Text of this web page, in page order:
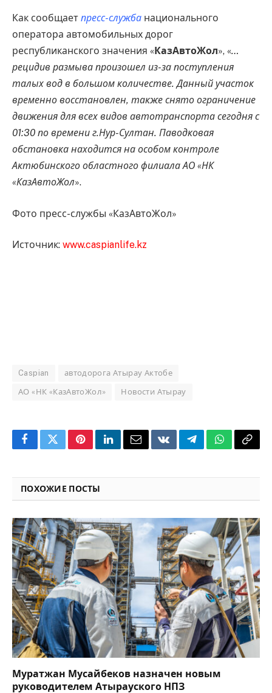
Как сообщает пресс-служба национального
оператора автомобильных дорог
республиканского значения « КазАвтоЖол», «…
рецидив размыва произошел из-за поступления
талых вод в большом количестве. Данный участок
временно восстановлен, также снято ограничение
движения для всех видов автотранспорта сегодня с
01:30 по времени г.Нур-Султан. Паводковая
обстановка находится на особом контроле
Актюбинского областного филиала АО «НК
«КазАвтоЖол».
Фото пресс-службы «КазАвтоЖол»
Источник: www.caspianlife.kz
Caspian автодорога Атырау Актобе
АО «НК «КазАвтоЖол» Новости Атырау
FacebookTwitterPinterestLinkedInEmailVKontakteTelegramWhatsApp
Copy
ПОХОЖИЕ ПОСТЫ
Муратжан Мусайбеков назначен новым
руководителем Атырауского НПЗ